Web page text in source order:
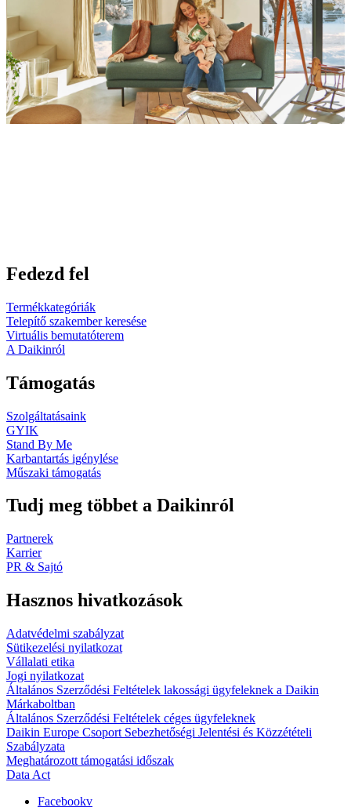
Fedezd fel
Termékkategóriák
Telepítő szakember keresése
Virtuális bemutatóterem
A Daikinról
Támogatás
Szolgáltatásaink
GYIK
Stand By Me
Karbantartás igénylése
Műszaki támogatás
Tudj meg többet a Daikinról
Partnerek
Karrier
PR & Sajtó
Hasznos hivatkozások
Adatvédelmi szabályzat
Sütikezelési nyilatkozat
Vállalati etika
Jogi nyilatkozat
Általános Szerződési Feltételek lakossági ügyfeleknek a Daikin
Márkaboltban
Általános Szerződési Feltételek céges ügyfeleknek
Daikin Europe Csoport Sebezhetőségi Jelentési és Közzétételi
Szabályzata
Meghatározott támogatási időszak
Data Act
Facebookv